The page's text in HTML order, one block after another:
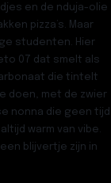
en de nduja-olie
pizza’s. Maar
studenten. Hier
07 dat smelt als
die tintelt
doen, met de zwier
nonna die geen tijd
warm van vibe.
blijvertje zijn in